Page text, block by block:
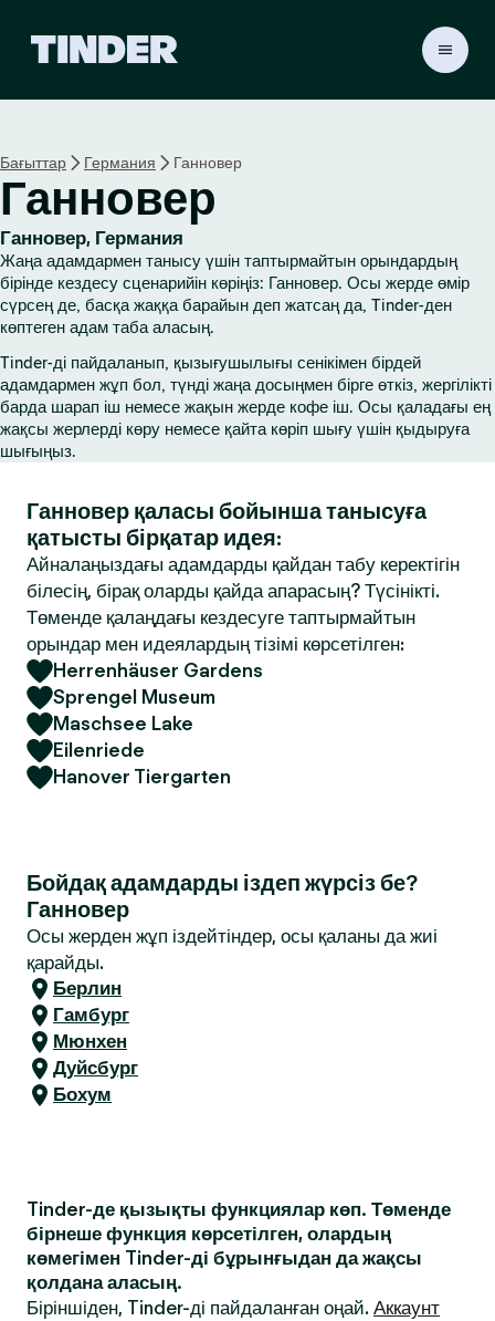
r
H
o
e
Бағыттар Германия Ганновер
Ганновер
Ганновер, Германия
Жаңа адамдармен танысу үшін таптырмайтын орындардың
бірінде кездесу сценарийін көріңіз: Ганновер. Осы жерде өмір
сүрсең де, басқа жаққа барайын деп жатсаң да, Tinder-ден
көптеген адам таба аласың.
Tinder-ді пайдаланып, қызығушылығы сенікімен бірдей
адамдармен жұп бол, түнді жаңа досыңмен бірге өткіз, жергілікті
барда шарап іш немесе жақын жерде кофе іш. Осы қаладағы ең
жақсы жерлерді көру немесе қайта көріп шығу үшін қыдыруға
шығыңыз.
Ганновер қаласы бойынша танысуға
қатысты бірқатар идея:
Айналаңыздағы адамдарды қайдан табу керектігін
білесің, бірақ оларды қайда апарасың? Түсінікті.
Төменде қалаңдағы кездесуге таптырмайтын
орындар мен идеялардың тізімі көрсетілген:
Herrenhäuser Gardens
Sprengel Museum
Maschsee Lake
Eilenriede
Hanover Tiergarten
Бойдақ адамдарды іздеп жүрсіз бе?
Ганновер
Осы жерден жұп іздейтіндер, осы қаланы да жиі
қарайды.
Берлин
Гамбург
Мюнхен
Дуйсбург
Бохум
Tinder-де қызықты функциялар көп. Төменде
бірнеше функция көрсетілген, олардың
көмегімен Tinder-ді бұрынғыдан да жақсы
қолдана аласың.
Біріншіден, Tinder-ді пайдаланған оңай. Аккаунт